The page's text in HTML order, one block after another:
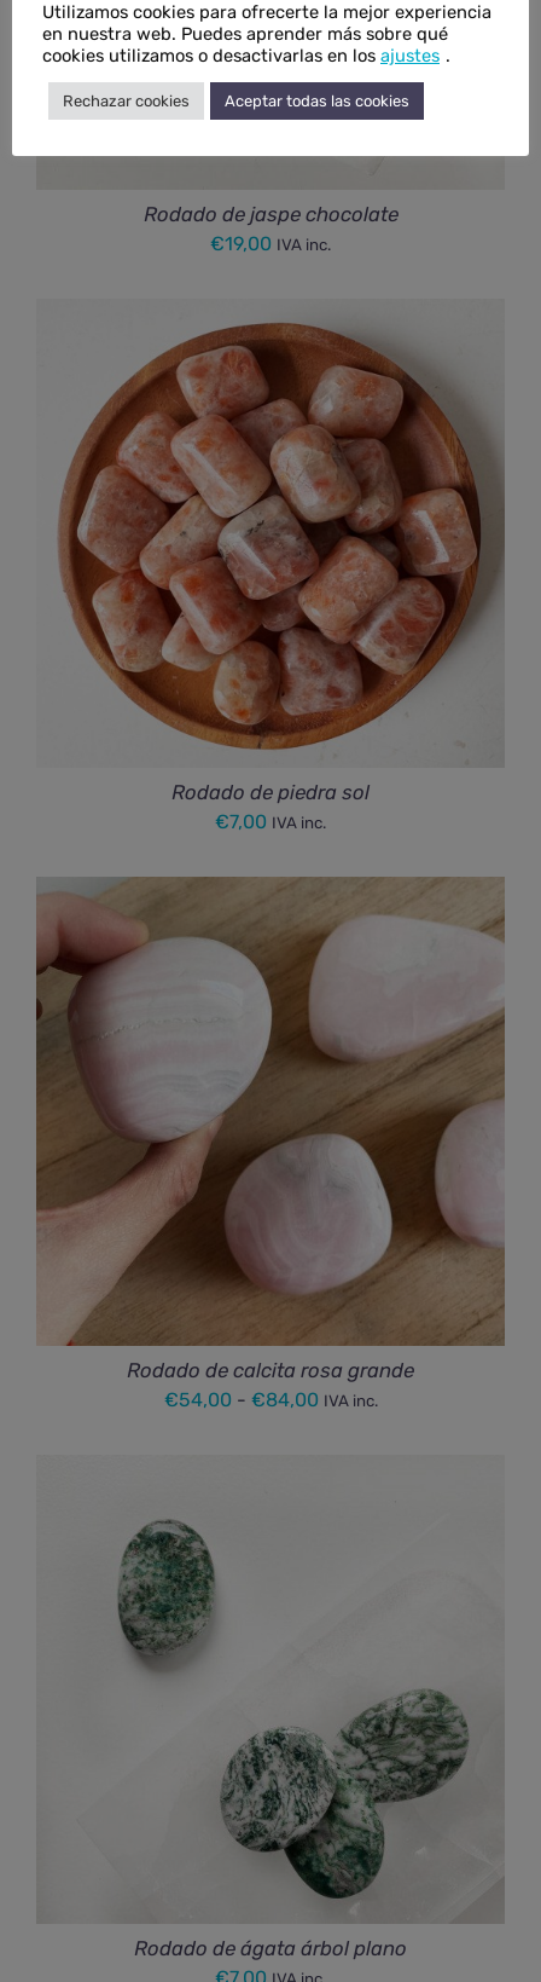
Rodado de jaspe chocolate
€19,00 IVA inc.
Rodado de piedra sol
€7,00 IVA inc.
Rodado de calcita rosa grande
€54,00 - €84,00Rango
IVA inc.
Rodado de ágata árbol plano
Utilizamos cookies para ofrecerte la mejor experiencia
en nuestra web. Puedes aprender más sobre qué
cookies utilizamos o desactivarlas en los ajustes .
Rechazar cookies Aceptar todas las cookies